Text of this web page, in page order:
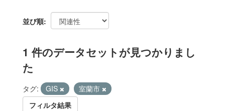
並び順
1 件のデータセットが見つかりまし
た
タグ: GIS
室蘭市
フィルタ結果